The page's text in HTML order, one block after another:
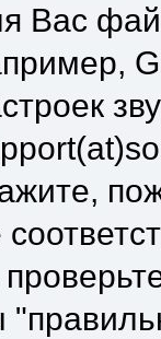
Вас